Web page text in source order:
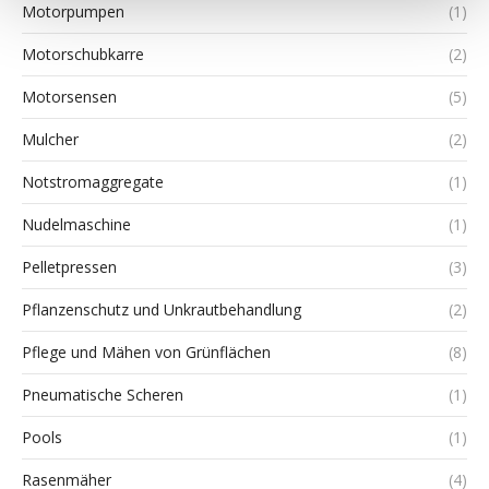
Motorpumpen (1)
Motorschubkarre (2)
Motorsensen (5)
Mulcher (2)
Notstromaggregate (1)
Nudelmaschine (1)
Pelletpressen (3)
Pflanzenschutz und Unkrautbehandlung (2)
Pflege und Mähen von Grünflächen (8)
Pneumatische Scheren (1)
Pools (1)
Rasenmäher (4)